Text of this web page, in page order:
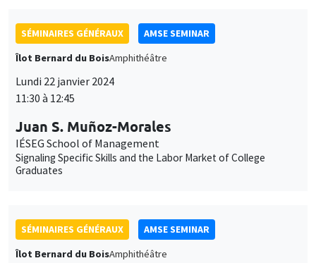
SÉMINAIRES GÉNÉRAUX
AMSE SEMINAR
Îlot Bernard du BoisAmphithéâtre
Lundi 22 janvier 2024
11:30 à 12:45
Juan S. Muñoz-Morales
IÉSEG School of Management
Signaling Specific Skills and the Labor Market of College
Graduates
SÉMINAIRES GÉNÉRAUX
AMSE SEMINAR
Îlot Bernard du BoisAmphithéâtre